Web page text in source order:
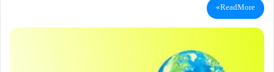
Read More »